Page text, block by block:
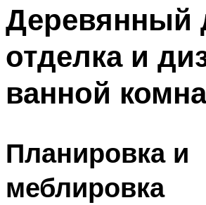
Деревянный
отделка и
ванной
Планировка и
меблировка